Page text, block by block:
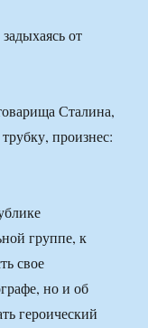
от
Сталина,
произнес:
группе, к
свое
но и об
героический